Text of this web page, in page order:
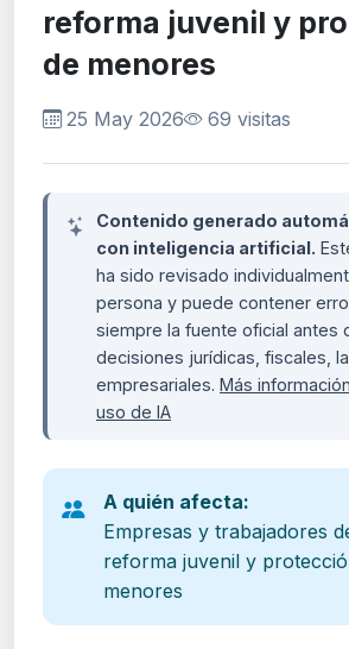
reforma juvenil y
de menores
25 May 2026 69 visitas
Contenido generado
con inteligencia artificial.
ha sido revisado
persona y puede contener
siempre la fuente oficial antes
decisiones jurídicas, fiscales,
empresariales. Más
uso de IA
A quién afecta:
Empresas y trabajadores
reforma juvenil y
menores